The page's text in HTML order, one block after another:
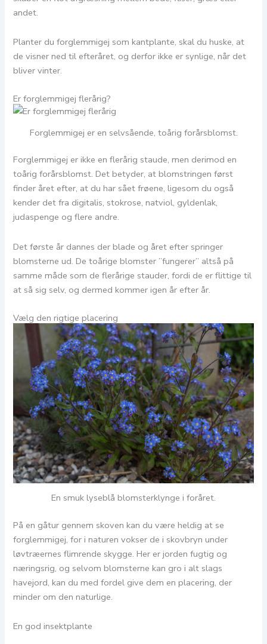
andet.
Planter du forglemmigej som kantplante, skal du huske, at
de visner ned til efteråret, og derfor ikke er synlige, når det
bliver vinter.
Er forglemmigej flerårig?
Forglemmigej er en selvsående, toårig forårsblomst.
Forglemmigej er ikke en flerårig staude, men derimod en
toårig forårsblomst. Det betyder, at blomstringen først
finder året efter, at du har sået frøene, ligesom du også
kender det fra digitalis, stokrose, natviol, gyldenlak,
judaspenge og flere andre.
Det første år dannes der blade og året efter springer
blomsterne ud. De toårige blomster ”fungerer” altså på
samme måde som de flerårige stauder, fordi de er flittige til
at så sig selv, og dermed kommer igen år efter år.
Vælg den rigtige placering
En smuk lyseblå blomsterklynge i foråret.
På en gåtur gennem skoven kan du være heldig at se
forglemmigej, for i naturen vokser de i skovbryn under
løvtræernes flimrende skygge. Her er jorden fugtig og
næringsrig, og selvom blomsterne kan gro i alt slags
havejord, kan du med fordel give dem en placering, der
minder om den naturlige.
En god insektplante